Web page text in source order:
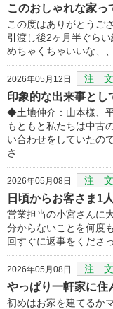
このおしゃれな家
この度はありがとうご
引渡し後2ヶ月半ぐら
めちゃくちゃいいな、
2026年05月12日 注 文
印象的な出来事とし
◆土地仲介：山本様、
もともと私たちは中古
い合わせをしていたの
さ…
2026年05月08日 注 文
日頃からお客さま1
営業担当の小宮さんに
分からないことを何度
回すぐに返事をくださ
2026年05月08日 注 文
やっぱり一軒家に住
初めはお家を建てるか